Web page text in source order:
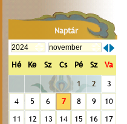
Naptár
Hé Ke Sz Cs Pé Sz Va
1 2
3
4
5 6 7 8 9
10
11
12 13 14 15 16
17